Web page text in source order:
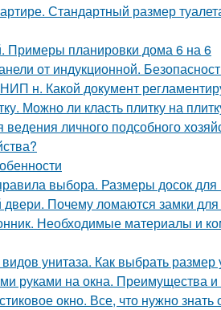
Стандартный размер
Примеры планировки дома 6 на 6
от индукционной.
н. Какой документ
Можно ли класть плитку на
личного подсобного
выбора. Размеры досок для
двери. Почему ломаются замки
Необходимые материалы и
унитаза. Как выбрать размер
руками на окна. Преимущества
окно. Все, что нужно